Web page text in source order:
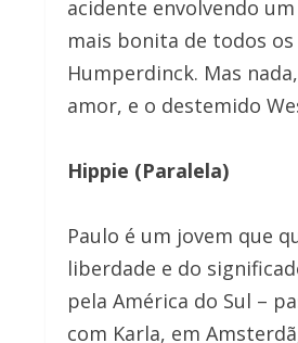
acidente envolvendo
mais bonita de todos
Humperdinck. Mas
amor, e o destemido
Hippie (Paralela)
Paulo é um jovem que
liberdade e do
pela América do Sul –
com Karla, em